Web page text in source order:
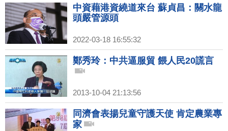
中資藉港資繞道來台 蘇貞昌：關水龍
頭嚴管源頭
2022-03-18 16:55:32
鄭秀玲：中共逼服貿 餵人民20謊言
2013-10-04 21:13:56
同濟會表揚兒童守護天使 肯定農業專
家